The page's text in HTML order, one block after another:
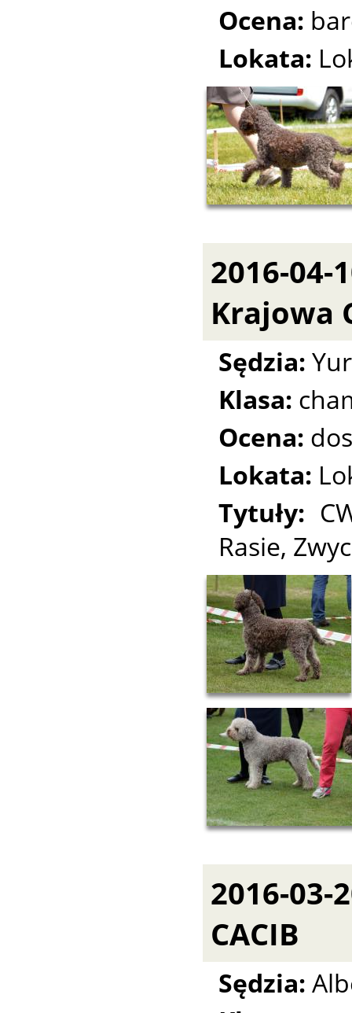
Ocena:
Lokata:
2016-
Krajowa
Sędzia:
Klasa:
Ocena:
Lokata:
Tytuły:
Rasie,
2016-03-
CACIB
Sędzia: